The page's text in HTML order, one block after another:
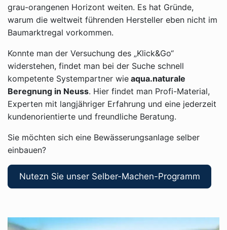
grau-orangenen Horizont weiten. Es hat Gründe,
warum die weltweit führenden Hersteller eben nicht im
Baumarktregal vorkommen.
Konnte man der Versuchung des „Klick&Go“
widerstehen, findet man bei der Suche schnell
kompetente Systempartner wie aqua.naturale
Beregnung in Neuss. Hier findet man Profi-Material,
Experten mit langjähriger Erfahrung und eine jederzeit
kundenorientierte und freundliche Beratung.
Sie möchten sich eine Bewässerungsanlage selber
einbauen?
Nutezn Sie unser Selber-Machen-Programm